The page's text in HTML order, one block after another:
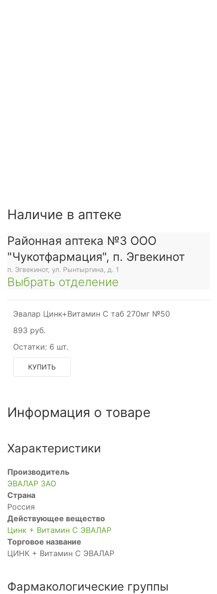
Наличие в аптеке
Районная аптека №3 ООО
"Чукотфармация", п. Эгвекинот
п. Эгвекинот, ул. Рынтыргина, д. 1
Выбрать отделение
Эвалар Цинк+Витамин C таб 270мг №50
893 руб.
Остатки: 6 шт.
КУПИТЬ
Информация о товаре
Характеристики
Производитель
ЭВАЛАР ЗАО
Страна
Россия
Действующее вещество
Цинк + Витамин C ЭВАЛАР
Торговое название
ЦИНК + Витамин С ЭВАЛАР
Фармакологические группы